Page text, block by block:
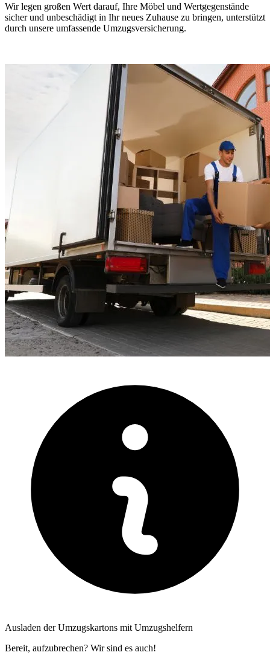
Wir legen großen Wert darauf, Ihre Möbel und Wertgegenstände
sicher und unbeschädigt in Ihr neues Zuhause zu bringen, unterstützt
durch unsere umfassende Umzugsversicherung.
Ausladen der Umzugskartons mit Umzugshelfern
Bereit, aufzubrechen? Wir sind es auch!